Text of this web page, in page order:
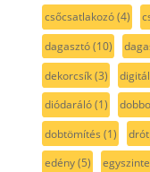
csőcsatlakozó(4)
dagasztó(10)
dekorcsík(3)
diódaráló(1)
dobtömítés (1)
edény(5)